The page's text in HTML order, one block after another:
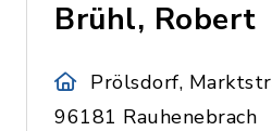
Brühl, Robert
Prölsdorf,
96181 Rauhenebrach